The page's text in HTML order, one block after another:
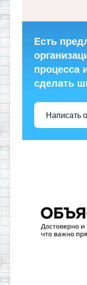
Есть
процесса
сделать
Написать